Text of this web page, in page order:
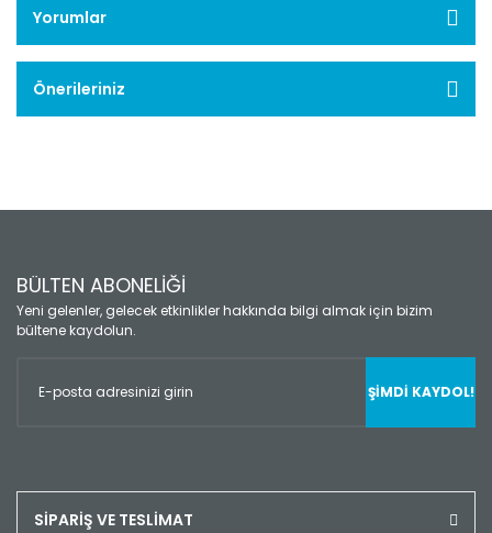
Yorumlar
Önerileriniz
BÜLTEN ABONELİĞİ
Yeni gelenler, gelecek etkinlikler hakkında bilgi almak için bizim
bültene kaydolun.
ŞİMDİ KAYDOL!
SİPARİŞ VE TESLİMAT